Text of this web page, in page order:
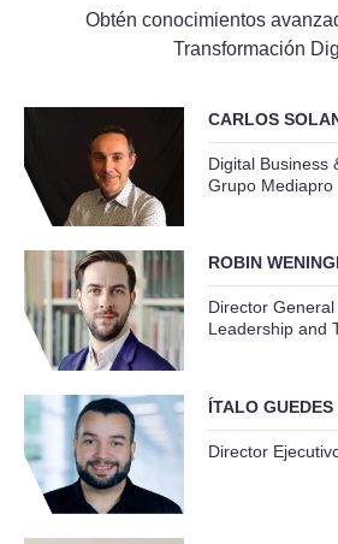
Obtén conocimientos
Transformación
CARLOS
Digital Business
Grupo Mediapro
ROBIN
Director
Leadership and
ÍTALO GUEDES
Director